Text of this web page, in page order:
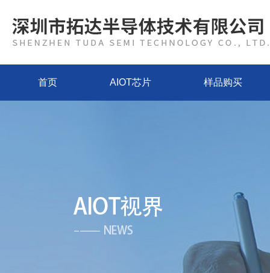
首页 AIOT芯片 样品购买